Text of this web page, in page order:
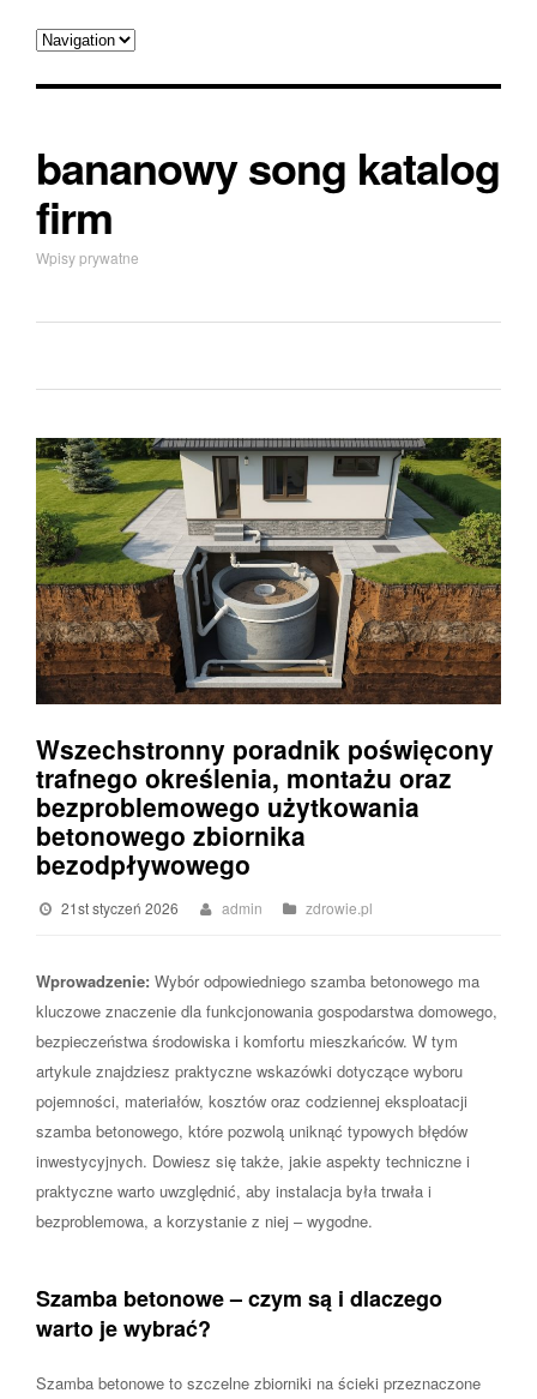
bananowy song katalog
firm
Wpisy prywatne
Wszechstronny poradnik poświęcony
trafnego określenia, montażu oraz
bezproblemowego użytkowania
betonowego zbiornika
bezodpływowego
21st styczeń 2026 admin zdrowie.pl
Wprowadzenie: Wybór odpowiedniego szamba betonowego ma
kluczowe znaczenie dla funkcjonowania gospodarstwa domowego,
bezpieczeństwa środowiska i komfortu mieszkańców. W tym
artykule znajdziesz praktyczne wskazówki dotyczące wyboru
pojemności, materiałów, kosztów oraz codziennej eksploatacji
szamba betonowego, które pozwolą uniknąć typowych błędów
inwestycyjnych. Dowiesz się także, jakie aspekty techniczne i
praktyczne warto uwzględnić, aby instalacja była trwała i
bezproblemowa, a korzystanie z niej – wygodne.
Szamba betonowe – czym są i dlaczego
warto je wybrać?
Szamba betonowe to szczelne zbiorniki na ścieki przeznaczone